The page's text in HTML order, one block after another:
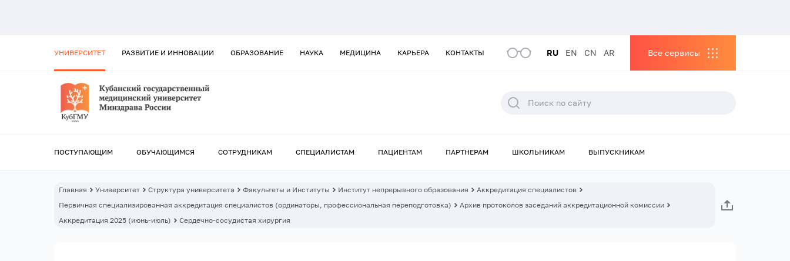
УНИВЕРСИТЕТ РАЗВИТИЕ И ИННОВАЦИИ ОБРАЗОВАНИЕ НАУКА МЕДИЦИНА КАРЬЕРА КОНТАКТЫ RU EN CN AR Все сервисы
ПОСТУПАЮЩИМ ОБУЧАЮЩИМСЯ СОТРУДНИКАМ СПЕЦИАЛИСТАМ ПАЦИЕНТАМ ПАРТНЕРАМ ШКОЛЬНИКАМ ВЫПУСКНИКАМ
Главная Университет Структура университета Факультеты и Институты Институт непрерывного образования
Аккредитация специалистов
Первичная специализированная аккредитация специалистов (ординаторы, профессиональная переподготовка)
Архив протоколов заседаний аккредитационной комиссии
Аккредитация 2025 (июнь-июль)
Сердечно-сосудистая хирургия